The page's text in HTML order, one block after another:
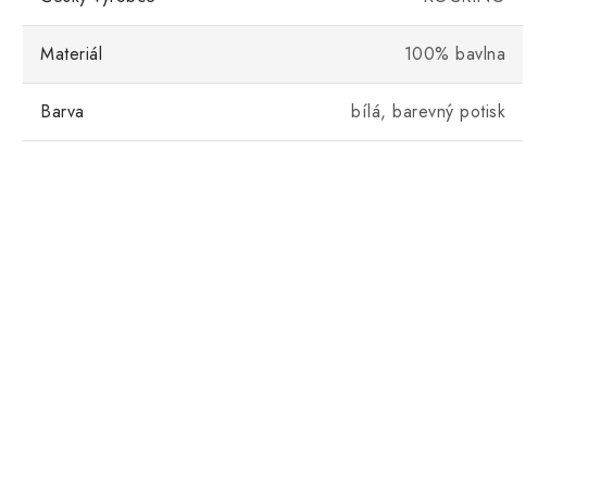
Materiál 100% bavlna
Barva bílá, barevný potisk